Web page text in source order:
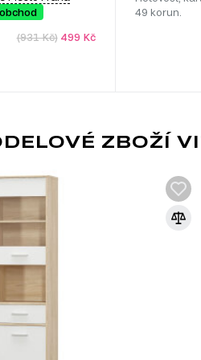
(931 Kč)499 Kč
49 korun.
ZBOŽÍ